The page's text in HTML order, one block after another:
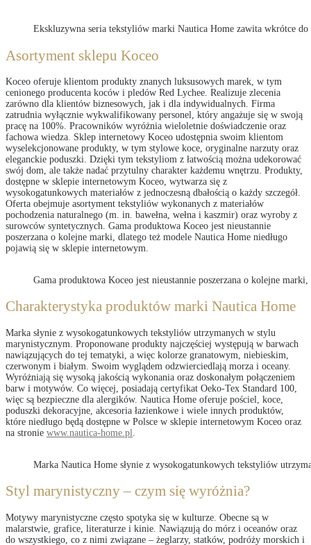
Ekskluzywna seria tekstyliów marki Nautica Home zawita wkrótce
Asortyment sklepu Koceo
Koceo oferuje klientom produkty znanych luksusowych marek, w tym
cenionego producenta koców i pledów Red Lychee. Realizuje zlecenia
zarówno dla klientów biznesowych, jak i dla indywidualnych. Firma
zatrudnia wyłącznie wykwalifikowany personel, który angażuje się w swoją
pracę na 100%. Pracowników wyróżnia wieloletnie doświadczenie oraz
fachowa wiedza. Sklep internetowy Koceo udostępnia swoim klientom
wyselekcjonowane produkty, w tym stylowe koce, oryginalne narzuty oraz
eleganckie poduszki. Dzięki tym tekstyliom z łatwością można udekorować
swój dom, ale także nadać przytulny charakter każdemu wnętrzu. Produkty,
dostępne w sklepie internetowym Koceo, wytwarza się z
wysokogatunkowych materiałów z jednoczesną dbałością o każdy szczegół.
Oferta obejmuje asortyment tekstyliów wykonanych z materiałów
pochodzenia naturalnego (m. in. bawełna, wełna i kaszmir) oraz wyroby z
surowców syntetycznych. Gama produktowa Koceo jest nieustannie
poszerzana o kolejne marki, dlatego też modele Nautica Home niedługo
pojawią się w sklepie internetowym.
Gama produktowa Koceo jest nieustannie poszerzana o kolejne
Charakterystyka produktów marki Nautica Home
Marka słynie z wysokogatunkowych tekstyliów utrzymanych w stylu
marynistycznym. Proponowane produkty najczęściej występują w barwach
nawiązujących do tej tematyki, a więc kolorze granatowym, niebieskim,
czerwonym i białym. Swoim wyglądem odzwierciedlają morza i oceany.
Wyróżniają się wysoką jakością wykonania oraz doskonałym połączeniem
barw i motywów. Co więcej, posiadają certyfikat Oeko-Tex Standard 100,
więc są bezpieczne dla alergików. Nautica Home oferuje pościel, koce,
poduszki dekoracyjne, akcesoria łazienkowe i wiele innych produktów,
które niedługo będą dostępne w Polsce w sklepie internetowym Koceo oraz
na stronie www.nautica-home.pl
Marka Nautica Home słynie z wysokogatunkowych tekstyliów
Styl marynistyczny – czym się wyróżnia?
Motywy marynistyczne często spotyka się w kulturze. Obecne są w
malarstwie, grafice, literaturze i kinie. Nawiązują do mórz i oceanów oraz
do wszystkiego, co z nimi związane – żeglarzy, statków, podróży morskich i